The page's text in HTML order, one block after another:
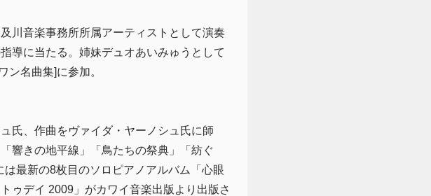
川音楽事務所所属アーティストとして演奏
導に当たる。姉妹デュオあいみゅうとして
ン名曲集]に参加。
氏、作曲をヴァイダ・ヤーノシュ氏に師
響きの地平線」「鳥たちの祭典」「紡ぐ
最新の8枚目のソロピアノアルバム「心眼
ゥデイ 2009」がカワイ音楽出版より出版さ